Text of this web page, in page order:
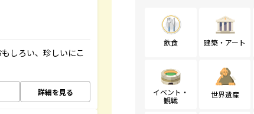
しろい、珍しいにこ
詳細を見る
飲食 建築・アート
イベント・
観戦
世界遺産